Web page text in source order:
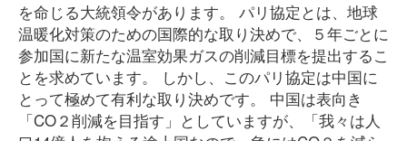
を命じる大統領令があります。 パリ協定とは、地球
温暖化対策のための国際的な取り決めで、５年ごとに
参加国に新たな温室効果ガスの削減目標を提出するこ
とを求めています。 しかし、このパリ協定は中国に
とって極めて有利な取り決めです。 中国は表向き
「CO２削減を目指す」としていますが、「我々は人